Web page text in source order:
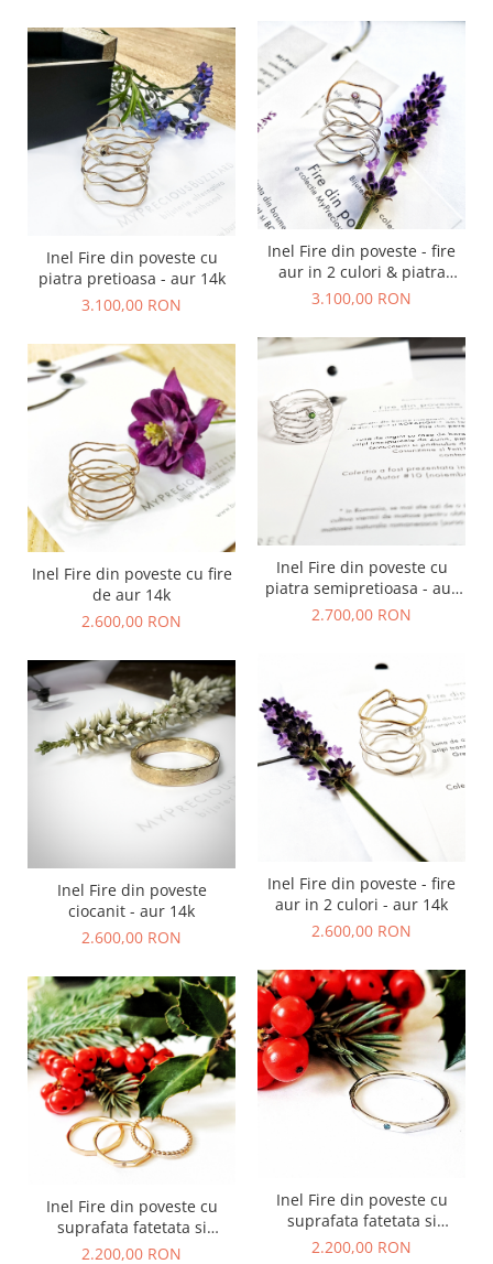
Inel Fire din poveste - fire
aur in 2 culori & piatra
pretioasa - aur 14k
3.100,00 RON
Inel Fire din poveste cu
piatra pretioasa - aur 14k
3.100,00 RON
Inel Fire din poveste cu
piatra semipretioasa - aur
14k
2.700,00 RON
Inel Fire din poveste cu fire
de aur 14k
2.600,00 RON
Inel Fire din poveste - fire
aur in 2 culori - aur 14k
2.600,00 RON
Inel Fire din poveste
ciocanit - aur 14k
2.600,00 RON
Inel Fire din poveste cu
suprafata fatetata si
diamant natural blue - aur
2.200,00 RON
Inel Fire din poveste cu
suprafata fatetata si
diamant natural alb - aur
2.200,00 RON